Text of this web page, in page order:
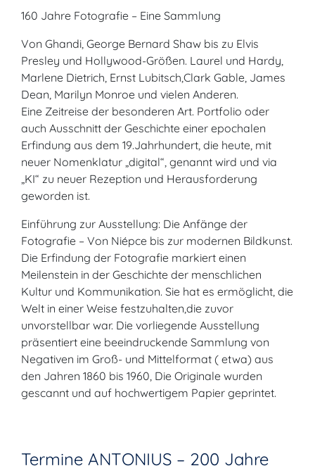
160 Jahre Fotografie – Eine Sammlung
Von Ghandi, George Bernard Shaw bis zu Elvis
Presley und Hollywood-Größen. Laurel und Hardy,
Marlene Dietrich, Ernst Lubitsch,Clark Gable, James
Dean, Marilyn Monroe und vielen Anderen.
Eine Zeitreise der besonderen Art. Portfolio oder
auch Ausschnitt der Geschichte einer epochalen
Erfindung aus dem 19.Jahrhundert, die heute, mit
neuer Nomenklatur „digital“, genannt wird und via
„KI“ zu neuer Rezeption und Herausforderung
geworden ist.
Einführung zur Ausstellung: Die Anfänge der
Fotografie – Von Niépce bis zur modernen Bildkunst.
Die Erfindung der Fotografie markiert einen
Meilenstein in der Geschichte der menschlichen
Kultur und Kommunikation. Sie hat es ermöglicht, die
Welt in einer Weise festzuhalten,die zuvor
unvorstellbar war. Die vorliegende Ausstellung
präsentiert eine beeindruckende Sammlung von
Negativen im Groß- und Mittelformat ( etwa) aus
den Jahren 1860 bis 1960, Die Originale wurden
gescannt und auf hochwertigem Papier geprintet.
Termine ANTONIUS – 200 Jahre